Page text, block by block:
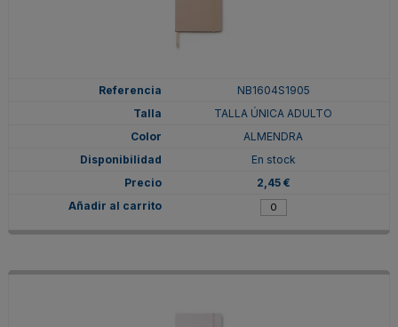
NB1604S1905
TALLA ÚNICA ADULTO
ALMENDRA
En stock
2,45 €